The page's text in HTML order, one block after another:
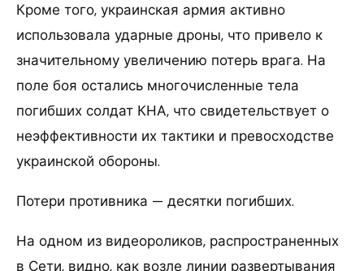
Кроме того, украинская армия активно
использовала ударные дроны, что привело к
значительному увеличению потерь врага. На
поле боя остались многочисленные тела
погибших солдат КНА, что свидетельствует о
неэффективности их тактики и превосходстве
украинской обороны.
Потери противника — десятки погибших.
На одном из видеороликов, распространенных
в Сети, видно, как возле линии развертывания